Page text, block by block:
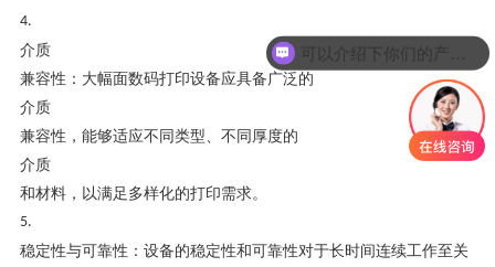
4.
介质
兼容性：大幅面数码打印设备应具备广泛的
介质
兼容性，能够适应不同类型、不同厚度的
介质
和材料，以满足多样化的打印需求。
5.
稳定性与可靠性：设备的稳定性和可靠性对于长时间连续工作至关